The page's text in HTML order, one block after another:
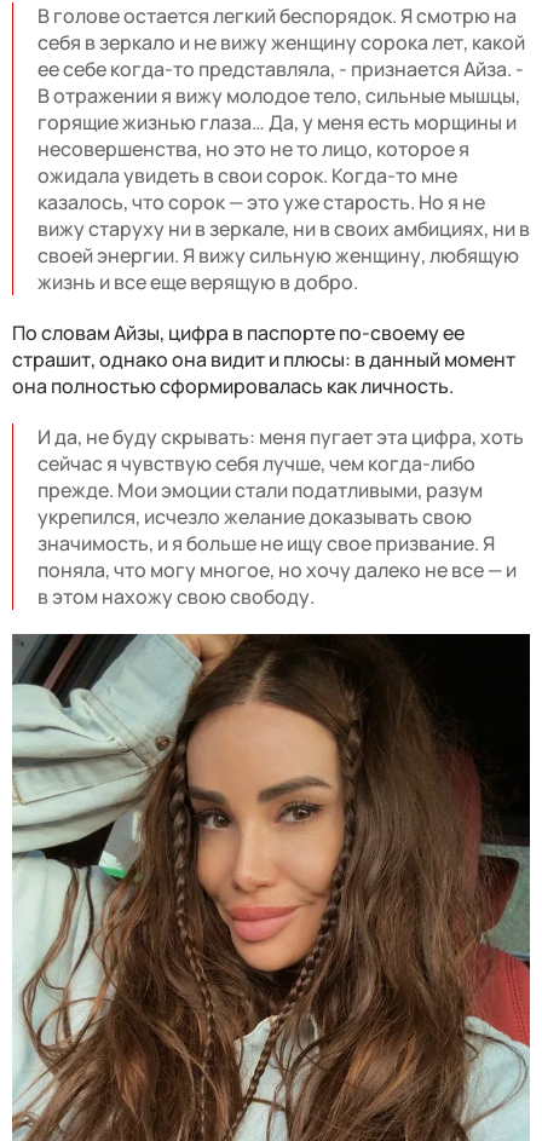
В голове остается легкий беспорядок. Я смотрю на
себя в зеркало и не вижу женщину сорока лет, какой
ее себе когда-то представляла, - признается Айза. -
В отражении я вижу молодое тело, сильные мышцы,
горящие жизнью глаза… Да, у меня есть морщины и
несовершенства, но это не то лицо, которое я
ожидала увидеть в свои сорок. Когда-то мне
казалось, что сорок — это уже старость. Но я не
вижу старуху ни в зеркале, ни в своих амбициях, ни в
своей энергии. Я вижу сильную женщину, любящую
жизнь и все еще верящую в добро.
По словам Айзы, цифра в паспорте по-своему ее
страшит, однако она видит и плюсы: в данный момент
она полностью сформировалась как личность.
И да, не буду скрывать: меня пугает эта цифра, хоть
сейчас я чувствую себя лучше, чем когда-либо
прежде. Мои эмоции стали податливыми, разум
укрепился, исчезло желание доказывать свою
значимость, и я больше не ищу свое призвание. Я
поняла, что могу многое, но хочу далеко не все — и
в этом нахожу свою свободу.